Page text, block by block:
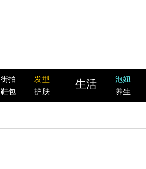
街拍
发型
鞋包 护肤
生活
泡妞
养生